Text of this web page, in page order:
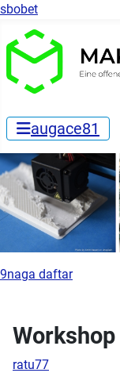
sbobet
augace81
9naga daftar
ratu77